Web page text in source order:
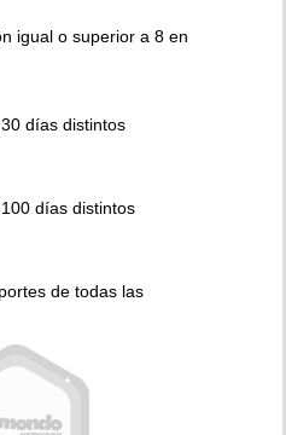
igual o superior a 8 en
días distintos
días distintos
de todas las